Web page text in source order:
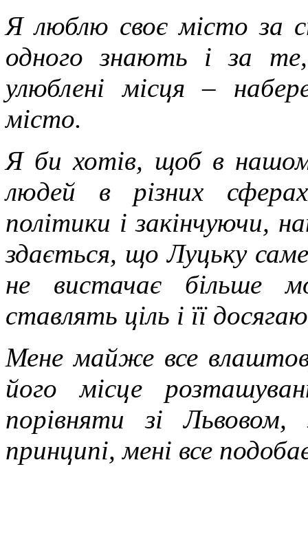
Я люблю своє місто за
одного знають і за
улюблені місця –
місто.
Я би хотів, щоб в
людей в різних
політики і закінчуючи,
здається, що Луцьку
не вистачає більше
ставлять ціль і її
Мене майже все
його місце
порівняти зі
принципі, мені все